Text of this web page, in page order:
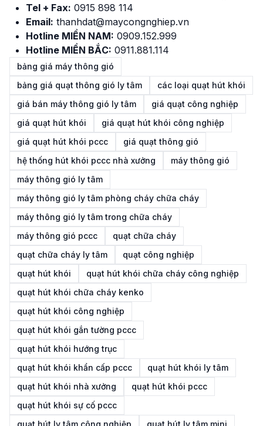
Tel + Fax: 0915 898 114
Email: thanhdat@maycongnghiep.vn
Hotline MIỀN NAM: 0909.152.999
Hotline MIỀN BẮC: 0911.881.114
bảng giá máy thông gió
bảng giá quạt thông gió ly tâm
các loại quạt hút khói
giá bán máy thông gió ly tâm
giá quạt công nghiệp
giá quạt hút khói
giá quạt hút khói công nghiệp
giá quạt hút khói pccc
giá quạt thông gió
hệ thống hút khói pccc nhà xưởng
máy thông gió
máy thông gió ly tâm
máy thông gió ly tâm phòng cháy chữa cháy
máy thông gió ly tâm trong chữa cháy
máy thông gió pccc
quạt chữa cháy
quạt chữa cháy ly tâm
quạt công nghiệp
quạt hút khói
quạt hút khói chữa cháy công nghiệp
quạt hút khói chữa cháy kenko
quạt hút khói công nghiệp
quạt hút khói gắn tường pccc
quạt hút khói hướng trục
quạt hút khói khẩn cấp pccc
quạt hút khói ly tâm
quạt hút khói nhà xưởng
quạt hút khói pccc
quạt hút khói sự cố pccc
quạt hút ly tâm công nghiệp
quạt hút ly tâm mini